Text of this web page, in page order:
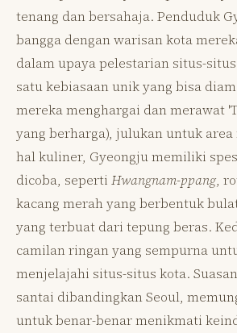
tenang dan bersahaja. Penduduk
bangga dengan warisan kota
dalam upaya pelestarian situs-
satu kebiasaan unik yang bisa
mereka menghargai dan merawat
yang berharga), julukan untuk
hal kuliner, Gyeongju memiliki
dicoba, seperti Hwangnam-ppang,
kacang merah yang berbentuk
yang terbuat dari tepung beras.
camilan ringan yang sempurna
menjelajahi situs-situs kota.
santai dibandingkan Seoul,
untuk benar-benar menikmati